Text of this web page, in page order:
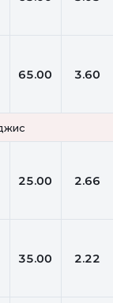
65.00 3.60
25.00 2.66
35.00 2.22